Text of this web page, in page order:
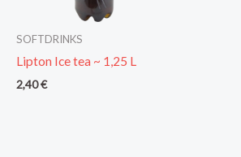
SOFTDRINKS
Lipton Ice tea ~ 1,25 L
2,40€